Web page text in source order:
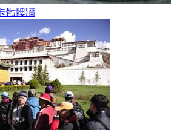
骷髏牆